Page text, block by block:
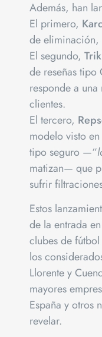
Además, han
El primero,
de eliminación,
El segundo,
de reseñas tipo
responde a
clientes.
El tercero,
modelo visto
tipo seguro —“
matizan— que
sufrir
Estos
de la entrada
clubes de
los
Llorente y
mayores
España y otros
revelar.